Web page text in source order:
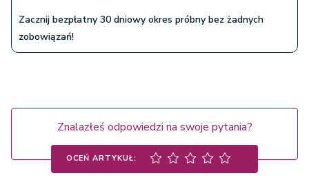
Zacznij bezpłatny 30 dniowy okres próbny bez żadnych
zobowiązań!
Znalazłeś odpowiedzi na swoje pytania?
OCEŃ ARTYKUŁ: